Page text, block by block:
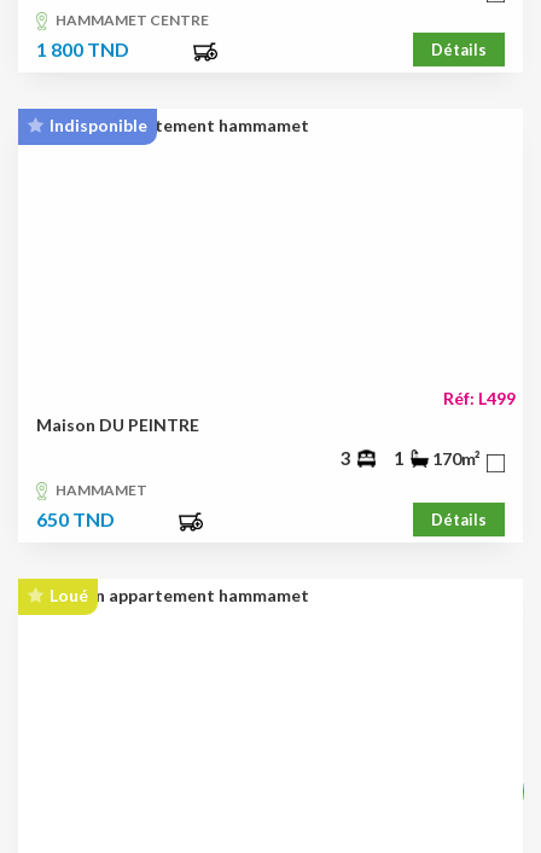
HAMMAMET CENTRE
1 800 TND Détails
Indisponible
Réf: L499
Maison DU PEINTRE
3 1 170m²
HAMMAMET
650 TND Détails
Loué